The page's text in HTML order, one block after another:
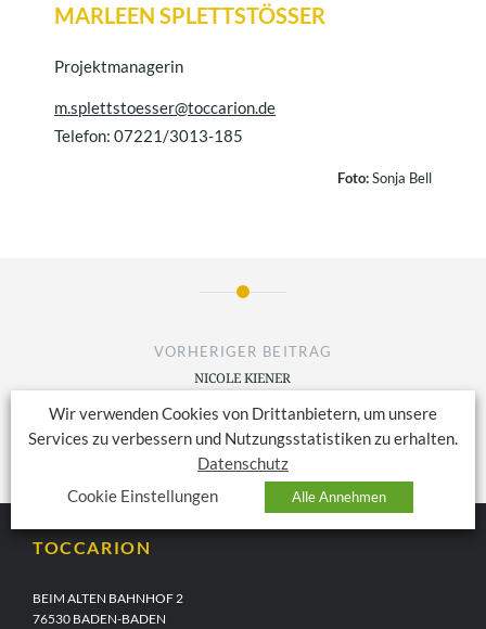
MARLEEN SPLETTSTÖSSER
Projektmanagerin
m.splettstoesser@toccarion.de
Telefon: 07221/3013-185
Foto:Sonja Bell
VORHERIGER BEITRAG
NICOLE KIENER
NÄCHSTER BEITRAG
JUDITH STREINER
TOCCARION
BEIM ALTEN BAHNHOF 2
76530 BADEN-BADEN
Wir verwenden Cookies von Drittanbietern, um unsere
Services zu verbessern und Nutzungsstatistiken zu erhalten.
Datenschutz
Cookie Einstellungen
Alle Annehmen